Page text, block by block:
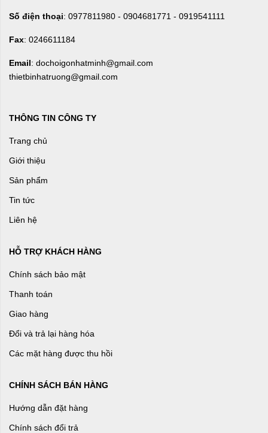
Số điện thoại: 0977811980 - 0904681771 - 0919541111
Fax: 0246611184
Email: dochoigonhatminh@gmail.com
thietbinhatruong@gmail.com
THÔNG TIN CÔNG TY
Trang chủ
Giới thiệu
Sản phẩm
Tin tức
Liên hệ
HỖ TRỢ KHÁCH HÀNG
Chính sách bảo mật
Thanh toán
Giao hàng
Đổi và trả lại hàng hóa
Các mặt hàng được thu hồi
CHÍNH SÁCH BÁN HÀNG
Hướng dẫn đặt hàng
Chính sách đổi trả